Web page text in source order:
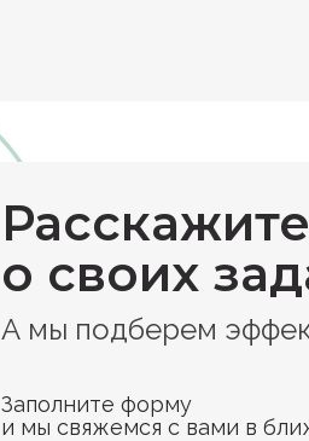
Заполните форму
и мы свяжемся с вами в
А мы подберем
о своих